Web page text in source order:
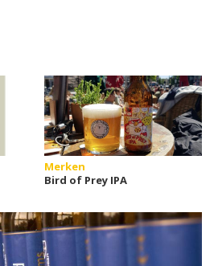
Merken
Bird of Prey IPA